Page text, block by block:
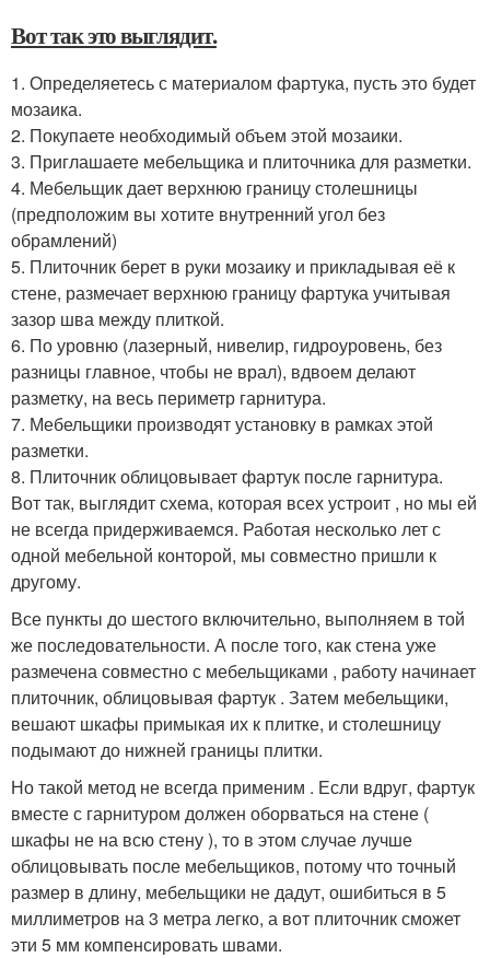
Вот так это выглядит.
1. Определяетесь с материалом фартука, пусть это будет
мозаика.
2. Покупаете необходимый объем этой мозаики.
3. Приглашаете мебельщика и плиточника для разметки.
4. Мебельщик дает верхнюю границу столешницы
(предположим вы хотите внутренний угол без
обрамлений)
5. Плиточник берет в руки мозаику и прикладывая её к
стене, размечает верхнюю границу фартука учитывая
зазор шва между плиткой.
6. По уровню (лазерный, нивелир, гидроуровень, без
разницы главное, чтобы не врал), вдвоем делают
разметку, на весь периметр гарнитура.
7. Мебельщики производят установку в рамках этой
разметки.
8. Плиточник облицовывает фартук после гарнитура.
Вот так, выглядит схема, которая всех устроит , но мы ей
не всегда придерживаемся. Работая несколько лет с
одной мебельной конторой, мы совместно пришли к
другому.
Все пункты до шестого включительно, выполняем в той
же последовательности. А после того, как стена уже
размечена совместно с мебельщиками , работу начинает
плиточник, облицовывая фартук . Затем мебельщики,
вешают шкафы примыкая их к плитке, и столешницу
подымают до нижней границы плитки.
Но такой метод не всегда применим . Если вдруг, фартук
вместе с гарнитуром должен оборваться на стене (
шкафы не на всю стену ), то в этом случае лучше
облицовывать после мебельщиков, потому что точный
размер в длину, мебельщики не дадут, ошибиться в 5
миллиметров на 3 метра легко, а вот плиточник сможет
эти 5 мм компенсировать швами.